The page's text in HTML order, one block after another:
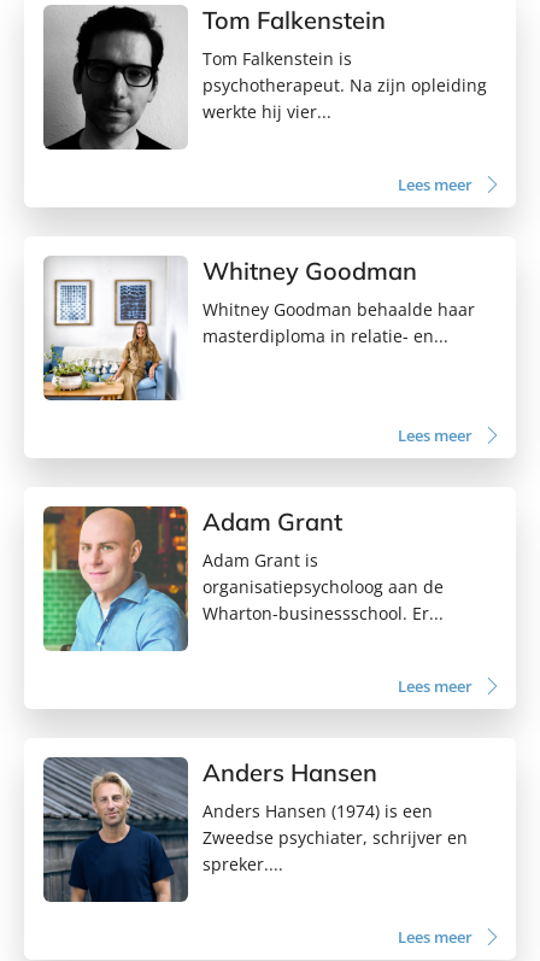
Tom Falkenstein
Tom Falkenstein is
psychotherapeut. Na zijn opleiding
werkte hij vier...
Lees meer
Whitney Goodman
Whitney Goodman behaalde haar
masterdiploma in relatie- en...
Lees meer
Adam Grant
Adam Grant is
organisatiepsycholoog aan de
Wharton-businessschool. Er...
Lees meer
Anders Hansen
Anders Hansen (1974) is een
Zweedse psychiater, schrijver en
spreker....
Lees meer